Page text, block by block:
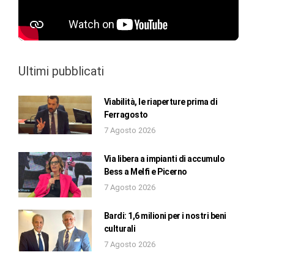
Ultimi pubblicati
Viabilità, le riaperture prima di
Ferragosto
7 Agosto 2026
Via libera a impianti di accumulo
Bess a Melfi e Picerno
7 Agosto 2026
Bardi: 1,6 milioni per i nostri beni
culturali
7 Agosto 2026